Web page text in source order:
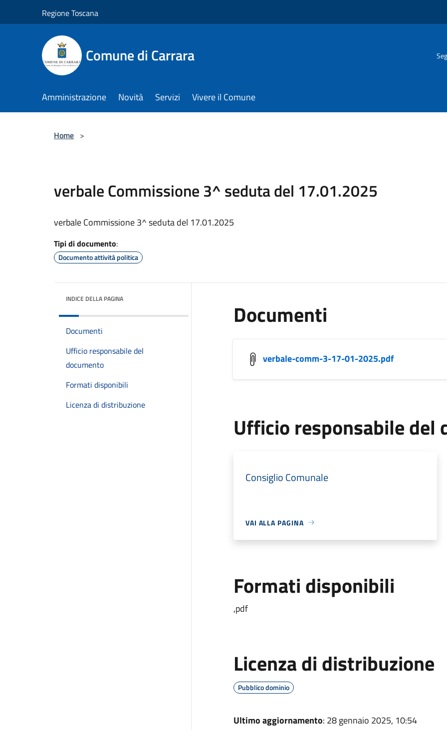
Regione Toscana
Comune di Carrara
Amministrazione Novità Servizi Vivere il Comune
Home >
verbale Commissione 3^ seduta del 17.01.2025
verbale Commissione 3^ seduta del 17.01.2025
Tipi di documento:
Documento attività politica
INDICE DELLA PAGINA
Documenti
Ufficio responsabile del
documento
Formati disponibili
Licenza di distribuzione
Documenti
verbale-comm-3-17-01-2025.pdf
Ufficio responsabile del
Consiglio Comunale
VAI ALLA PAGINA
Formati disponibili
,pdf
Licenza di distribuzione
Pubblico dominio
Ultimo aggiornamento: 28 gennaio 2025, 10:54